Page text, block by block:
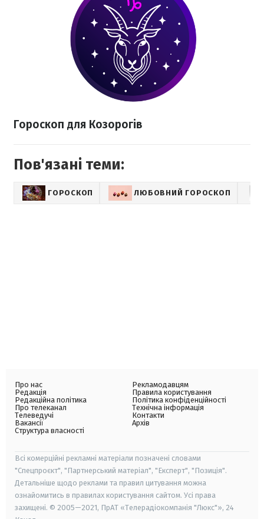
Гороскоп для Козорогів
Пов'язані теми:
ГОРОСКОП ЛЮБОВНИЙ ГОРОСКОП
Про нас
Редакція
Редакційна політика
Про телеканал
Телеведучі
Вакансії
Структура власності
Рекламодавцям
Правила користування
Політика конфіденційності
Технічна інформація
Контакти
Архів
Всі комерційні рекламні матеріали позначені словами
"Спецпроєкт", "Партнерський матеріал", "Експерт", "Позиція".
Детальніше щодо реклами та правил цитування можна
ознайомитись в правилах користування сайтом. Усі права
захищені. © 2005—2021, ПрАТ «Телерадіокомпанія "Люкс"», 24